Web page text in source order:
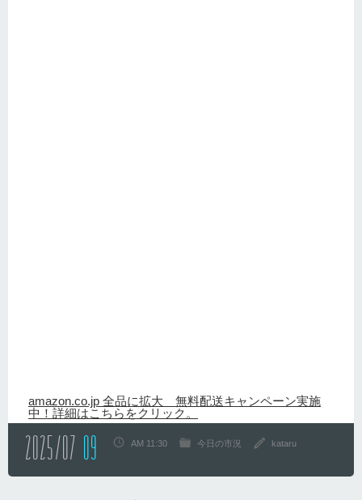
amazon.co.jp 全品に拡大 無料配送キャンペーン実施
中！詳細はこちらをクリック。
2025/07 09 AM 11:30 今日の市況 kataru